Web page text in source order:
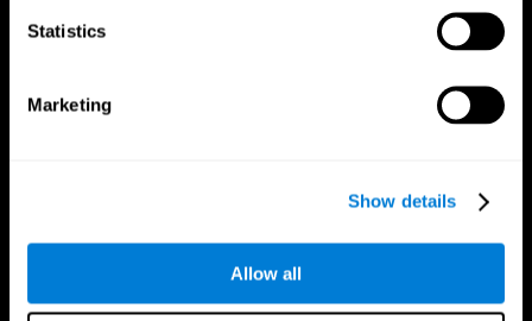
Statistics
Marketing
Show details
Allow all
Cerveau et esprit
Validation thérapeutique